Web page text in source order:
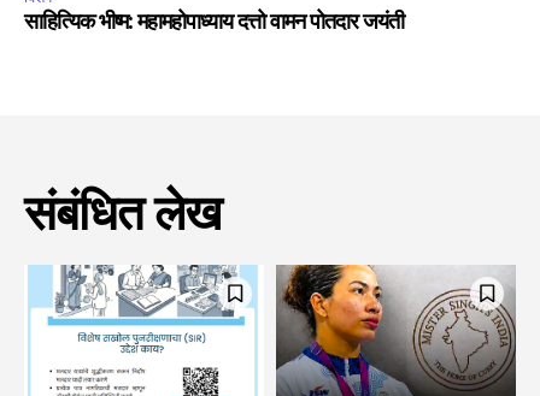
साहित्यिक भीष्म: महामहोपाध्याय दत्तो वामन पोतदार जयंती
संबंधित लेख